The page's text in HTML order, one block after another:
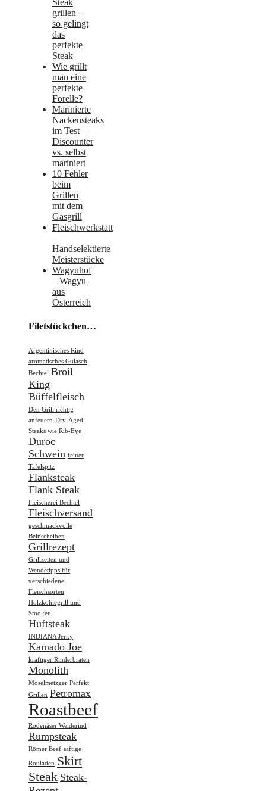
Steak
grillen –
so gelingt
das
perfekte
Steak
Wie grillt
man eine
perfekte
Forelle?
Marinierte
Nackensteaks
im Test –
Discounter
vs. selbst
mariniert
10 Fehler
beim
Grillen
mit dem
Gasgrill
Fleischwerkstatt
–
Handselektierte
Meisterstücke
Wagyuhof
– Wagyu
aus
Österreich
Filetstückchen…
Argentinisches Rind
aromatisches Gulasch
Bechtel Broil
King
Büffelfleisch
Den Grill richtig
anfeuern Dry-Aged
Steaks wie Rib-Eye
Duroc
Schwein feiner
Tafelspitz
Flanksteak
Flank Steak
Fleischerei Bechtel
Fleischversand
geschmackvolle
Beinscheiben
Grillrezept
Grillzeiten und
Wendetipps für
verschiedene
Fleischsorten
Holzkohlegrill und
Smoker
Huftsteak
INDIANA Jerky
Kamado Joe
kräftiger Rinderbraten
Monolith
Moselmetzger Perfekt
Grillen Petromax
Roastbeef
Rodenäser Weiderind
Rumpsteak
Römer Beef saftige
Rouladen Skirt
Steak Steak-